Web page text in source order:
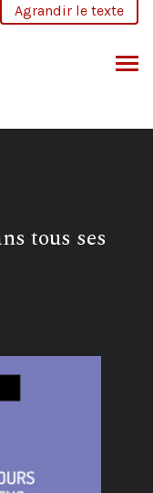
Agrandir le texte
tous ses